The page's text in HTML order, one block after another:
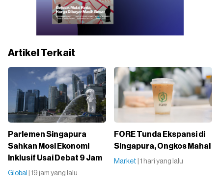
Artikel Terkait
Parlemen Singapura
Sahkan Mosi Ekonomi
Inklusif Usai Debat 9 Jam
Global | 19 jam yang lalu
FORE Tunda Ekspansi di
Singapura, Ongkos Mahal
Market | 1 hari yang lalu